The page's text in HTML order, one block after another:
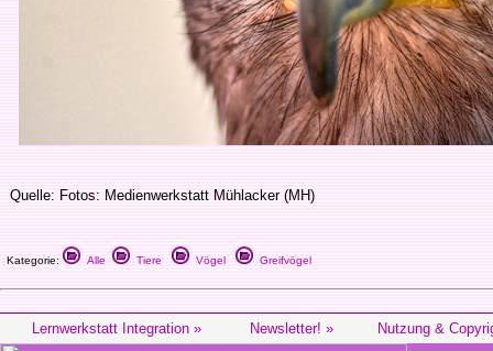
Quelle: Fotos: Medienwerkstatt Mühlacker (MH)
Kategorie: Alle Tiere Vögel Greifvögel
Lernwerkstatt Integration » Newsletter! » Nutzung &